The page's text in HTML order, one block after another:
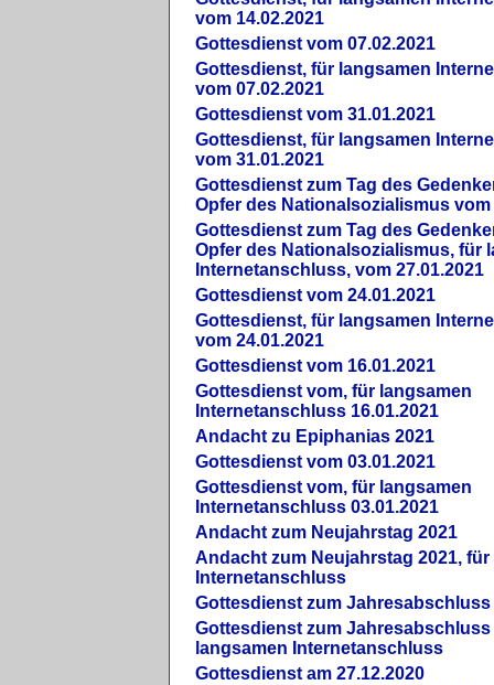
vom 14.02.2021
Gottesdienst vom 07.02.2021
Gottesdienst, für langsamen
vom 07.02.2021
Gottesdienst vom 31.01.2021
Gottesdienst, für langsamen
vom 31.01.2021
Gottesdienst zum Tag des
Opfer des Nationalsozialismus vom
Gottesdienst zum Tag des
Opfer des Nationalsozialismus, für
Internetanschluss, vom 27.01.2021
Gottesdienst vom 24.01.2021
Gottesdienst, für langsamen
vom 24.01.2021
Gottesdienst vom 16.01.2021
Gottesdienst vom, für langsamen
Internetanschluss 16.01.2021
Andacht zu Epiphanias 2021
Gottesdienst vom 03.01.2021
Gottesdienst vom, für langsamen
Internetanschluss 03.01.2021
Andacht zum Neujahrstag 2021
Andacht zum Neujahrstag 2021,
Internetanschluss
Gottesdienst zum Jahresabschluss
Gottesdienst zum Jahresabschluss
langsamen Internetanschluss
Gottesdienst am 27.12.2020